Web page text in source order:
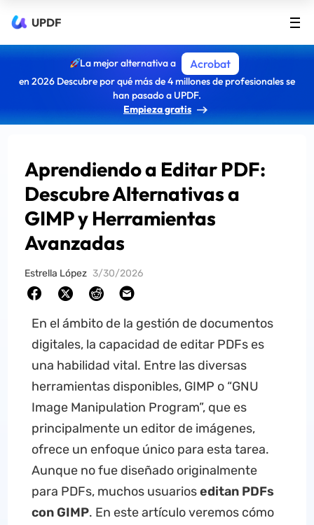
UPDF
La mejor alternativa a Acrobat
en 2026 Descubre por qué más de 4 millones de profesionales se
han pasado a UPDF.
Empieza gratis
Aprendiendo a Editar PDF:
Descubre Alternativas a
GIMP y Herramientas
Avanzadas
Estrella López 3/30/2026
En el ámbito de la gestión de documentos
digitales, la capacidad de editar PDFs es
una habilidad vital. Entre las diversas
herramientas disponibles, GIMP o “GNU
Image Manipulation Program”, que es
principalmente un editor de imágenes,
ofrece un enfoque único para esta tarea.
Aunque no fue diseñado originalmente
para PDFs, muchos usuarioseditan PDFs
con GIMP. En este artículo veremos cómo